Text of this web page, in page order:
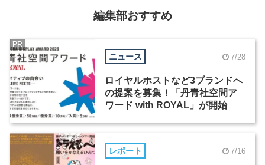
編集部おすすめ
ニュース 7/28
ロイヤルホストなど3ブランドへ
の提案を募集！「丹青社空間ア
ワード with ROYAL」が開始
PR
レポート 7/16